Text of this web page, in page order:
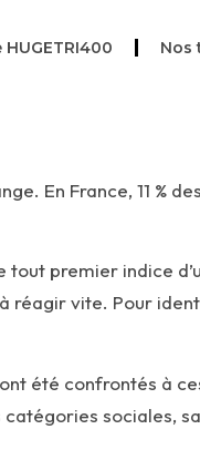
Nos
En France, 11 %
premier indice
réagir vite. Pour
été confrontés à
sociales,